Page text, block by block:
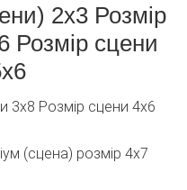
2х3 Розмір
Розмір сцени
3х8 Розмір сцени 4х6
(сцена) розмір 4х7